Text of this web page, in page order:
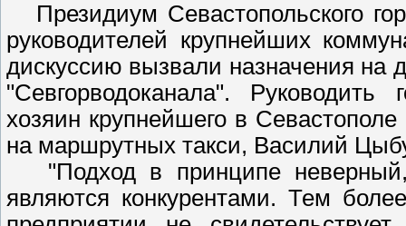
Президиум Севастопольского
руководителей крупнейших
дискуссию вызвали назначения на
"Севгорводоканала". Руководить
хозяин крупнейшего в
на маршрутных такси, Василий
"Подход в принципе
являются конкурентами. Тем